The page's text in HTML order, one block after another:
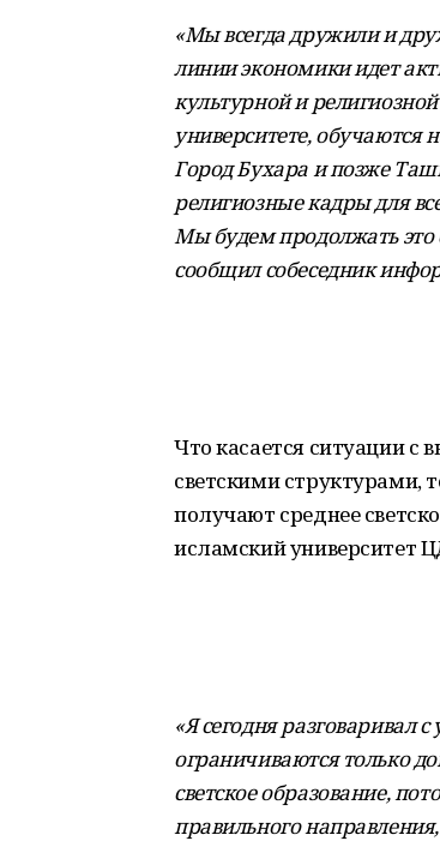
«Мы всегда дружили и
линии экономики идет
культурной и
университете, обучаются
Город Бухара и позже
религиозные кадры для
Мы будем продолжать это
сообщил собеседник
Что касается ситуации
светскими структурами,
получают среднее
исламский университет
«Я сегодня разговаривал
ограничиваются только
светское образование,
правильного